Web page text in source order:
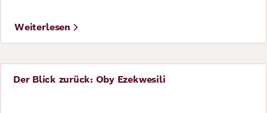
Weiterlesen
Perspective
Der Blick zurück: Oby Ezekwesili